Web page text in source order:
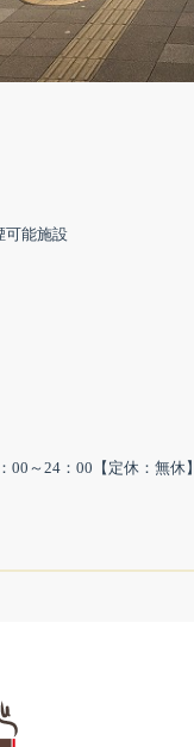
可能施設
00～24：00【定休：無休】